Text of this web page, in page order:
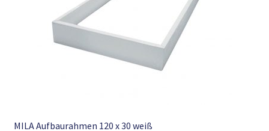
MILA Aufbaurahmen 120 x 30 weiß